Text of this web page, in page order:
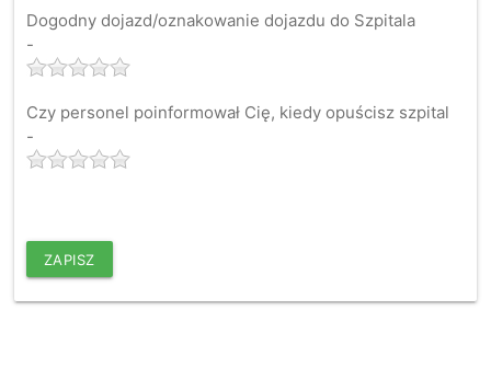
Dogodny dojazd/oznakowanie dojazdu do Szpitala
-
Czy personel poinformował Cię, kiedy opuścisz szpital
-
ZAPISZ